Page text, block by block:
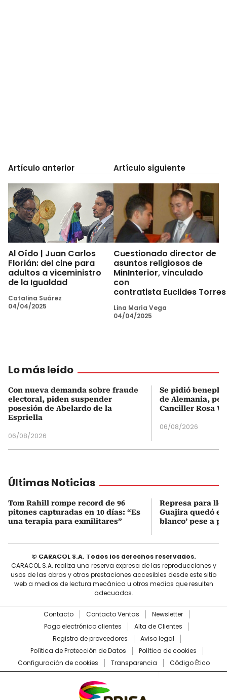
Artículo anterior
Al Oído | Juan Carlos
Florián: del cine para
adultos a viceministro
de la Igualdad
Catalina Suárez
04/04/2025
Artículo siguiente
Cuestionado director de
asuntos religiosos de
MinInterior, vinculado
con
contratista Euclides Torres
Lina María Vega
04/04/2025
Lo más leído
Con nueva demanda sobre fraude
electoral, piden suspender
posesión de Abelardo de la
Espriella
06/08/2026
Se pidió
de Alemania,
Canciller Rosa
06/08/2026
Últimas Noticias
Tom Rahill rompe record de 96
pitones capturadas en 10 días: “Es
una terapia para exmilitares”
Represa para
Guajira quedó en
blanco’ pese a
© CARACOL S.A. Todos los derechos reservados.
CARACOL S.A. realiza una reserva expresa de las reproducciones y
usos de las obras y otras prestaciones accesibles desde este sitio
web a medios de lectura mecánica u otros medios que resulten
adecuados.
Contacto Contacto Ventas
Newsletter
Pago electrónico clientes
Alta de Clientes
Registro de proveedores
Aviso legal
Política de Protección de Datos
Política de cookies
Configuración de cookies
Transparencia Código Ético